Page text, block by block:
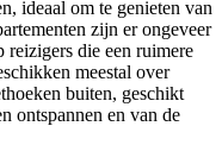
ideaal om te genieten van
zijn er ongeveer
reizigers die een ruimere
meestal over
buiten, geschikt
ontspannen en van de